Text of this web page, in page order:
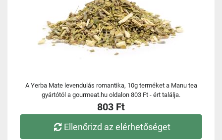
A Yerba Mate levendulás romantika, 10g terméket a Manu tea
gyártótól a gourmeat.hu oldalon 803 Ft - ért találja.
803 Ft
Ellenőrizd az elérhetőséget